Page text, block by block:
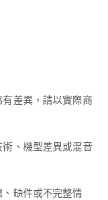
有差異，請以實際商
術、機型差異或混音
、缺件或不完整情